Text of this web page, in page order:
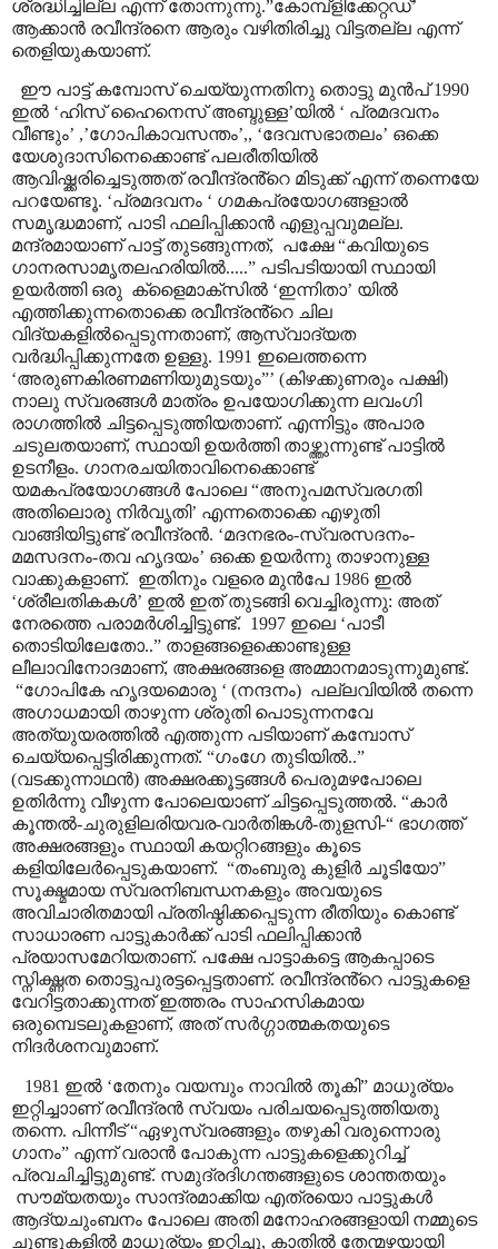
ശ്രദ്ധിച്ചില്ല എന്ന് തോന്നുന്നു.”കോമ്പ്ളിക്കേറ്റഡ്’
ആക്കാൻ രവീന്ദ്രനെ ആരും വഴിതിരിച്ചു വിട്ടതല്ല എന്ന്
തെളിയുകയാണ്.
ഈ പാട്ട് കമ്പോസ് ചെയ്യുന്നതിനു തൊട്ടു മുൻപ് 1990
ഇൽ ‘ഹിസ് ഹൈനെസ് അബ്ദുള്ള’യിൽ ‘ പ്രമദവനം
വീണ്ടും’ ,’ഗോപികാവസന്തം’,, ‘ദേവസഭാതലം’ ഒക്കെ
യേശുദാസിനെക്കൊണ്ട് പലരീതിയിൽ
ആവിഷ്ക്കരിച്ചെടുത്തത് രവീന്ദ്രൻ്റെ മിടുക്ക് എന്ന് തന്നെയേ
പറയേണ്ടൂ. ‘പ്രമദവനം ‘ ഗമകപ്രയോഗങ്ങളാൽ
സമൃദ്ധമാണ്, പാടി ഫലിപ്പിക്കാൻ എളുപ്പവുമല്ല.
മന്ദ്രമായാണ് പാട്ട് തുടങ്ങുന്നത്, പക്ഷേ“കവിയുടെ
ഗാനരസാമൃതലഹരിയിൽ.....” പടിപടിയായി സ്ഥായി
ഉയർത്തി ഒരു ക്ളൈമാക്സിൽ ‘ഇന്നിതാ’ യിൽ
എത്തിക്കുന്നതൊക്കെ രവീന്ദ്രൻ്റെ ചില
വിദ്യകളിൽപ്പെടുന്നതാണ്, ആസ്വാദ്യത
വർദ്ധിപ്പിക്കുന്നതേ ഉള്ളു. 1991 ഇലെത്തന്നെ
‘അരുണകിരണമണിയുമുടയും”’ (കിഴക്കുണരും പക്ഷി)
നാലു സ്വരങ്ങൾ മാത്രം ഉപയോഗിക്കുന്ന ലവംഗി
രാഗത്തിൽ ചിട്ടപ്പെടുത്തിയതാണ്. എന്നിട്ടും അപാര
ചടുലതയാണ്, സ്ഥായി ഉയർത്തി താഴ്ത്തുന്നുണ്ട് പാട്ടിൽ
ഉടനീളം. ഗാനരചയിതാവിനെക്കൊണ്ട്
യമകപ്രയോഗങ്ങൾ പോലെ “അനുപമസ്വരഗതി
അതിലൊരു നിർവൃതി’ എന്നതൊക്കെ എഴുതി
വാങ്ങിയിട്ടുണ്ട് രവീന്ദ്രൻ. ‘മദനഭരം-സ്വരസദനം-
മമസദനം-തവ ഹൃദയം’ ഒക്കെ ഉയർന്നു താഴാനുള്ള
വാക്കുകളാണ്. ഇതിനും വളരെ മുൻപേ 1986 ഇൽ
‘ശ്രീലതികകൾ’ ഇൽ ഇത് തുടങ്ങി വെച്ചിരുന്നു: അത്
നേരത്തെ പരാമർശിച്ചിട്ടുണ്ട്. 1997 ഇലെ ‘പാടീ
തൊടിയിലേതോ..” താളങ്ങളെക്കൊണ്ടുള്ള
ലീലാവിനോദമാണ്, അക്ഷരങ്ങളെ അമ്മാനമാടുന്നുമുണ്ട്.
“ഗോപികേ ഹൃദയമൊരു ‘ (നന്ദനം) പല്ലവിയിൽ തന്നെ
അഗാധമായി താഴുന്ന ശ്രുതി പൊടുന്നനവേ
അത്യുയരത്തിൽ എത്തുന്ന പടിയാണ് കമ്പോസ്
ചെയ്യപ്പെട്ടിരിക്കുന്നത്. “ഗംഗേ തുടിയിൽ..”
(വടക്കുന്നാഥൻ) അക്ഷരക്കൂട്ടങ്ങൾ പെരുമഴപോലെ
ഉതിർന്നു വീഴുന്ന പോലെയാണ് ചിട്ടപ്പെടുത്തൽ. “കാർ
കൂന്തൽ-ചുരുളിലരിയവര-വാർതിങ്കൾ-തുളസി-“ ഭാഗത്ത്
അക്ഷരങ്ങളും സ്ഥായി കയറ്റിറങ്ങളും കൂടെ
കളിയിലേർപ്പെടുകയാണ്. “തംബുരു കുളിർ ചൂടിയോ”
സൂക്ഷ്മമായ സ്വരനിബന്ധനകളും അവയുടെ
അവിചാരിതമായി പ്രതിഷ്ഠിക്കപ്പെടുന്ന രീതിയും കൊണ്ട്
സാധാരണ പാട്ടുകാർക്ക് പാടി ഫലിപ്പിക്കാൻ
പ്രയാസമേറിയതാണ്. പക്ഷേ പാട്ടാകട്ടെ ആകപ്പാടെ
സ്നിഗ്ദ്ധത തൊട്ടുപുരട്ടപ്പെട്ടതാണ്. രവീന്ദ്രൻ്റെ പാട്ടുകളെ
വേറിട്ടതാക്കുന്നത് ഇത്തരം സാഹസികമായ
ഒരുമ്പെടലുകളാണ്, അത് സർഗ്ഗാത്മകതയുടെ
നിദർശനവുമാണ്.
1981 ഇൽ ‘തേനും വയമ്പും നാവിൽ തൂകി” മാധുര്യം
ഇറ്റിച്ചാാണ് രവീന്ദ്രൻ സ്വയം പരിചയപ്പെടുത്തിയതു
തന്നെ. പിന്നീട്“ഏഴുസ്വരങ്ങളും തഴുകി വരുന്നൊരു
ഗാനം” എന്ന് വരാൻ പോകുന്ന പാട്ടുകളെക്കുറിച്ച്
പ്രവചിച്ചിട്ടുമുണ്ട്. സമുദ്രദിഗന്തങ്ങളുടെ ശാന്തതയും
സൗമ്യതയും സാന്ദ്രമാക്കിയ എത്രയൊ പാട്ടുകൾ
ആദ്യചുംബനം പോലെ അതി മനോഹരങ്ങളായി നമ്മുടെ
ചുണ്ടുകളിൽ മാധുര്യം ഇറ്റിച്ചു, കാതിൽ തേന്മഴയായി